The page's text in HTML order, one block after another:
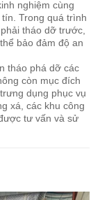
của chúng tôi
nghiệm cùng
Trong quá trình
tháo dỡ trước,
bảo đảm độ an
tháo phá dỡ các
còn mục đích
dụng phục vụ
xá, các khu công
tư vấn và sử